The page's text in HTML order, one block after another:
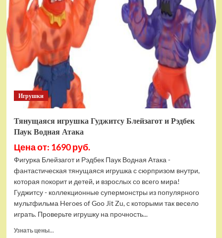
фигурок
Гуджитсу
Тайгор
и
Вайпер
Игрушки
Тянущаяся игрушка Гуджитсу Блейзагот и Рэдбек
Паук Водная Атака
Цена от: 1690 руб.
Фигурка Блейзагот и Рэдбек Паук Водная Атака -
фантастическая тянущаяся игрушка с сюрпризом внутри,
которая покорит и детей, и взрослых со всего мира!
Гуджитсу - коллекционные супермонстры из популярного
мультфильма Heroes of Goo Jit Zu, с которыми так весело
играть. Проверьте игрушку на прочность...
Узнать цены...